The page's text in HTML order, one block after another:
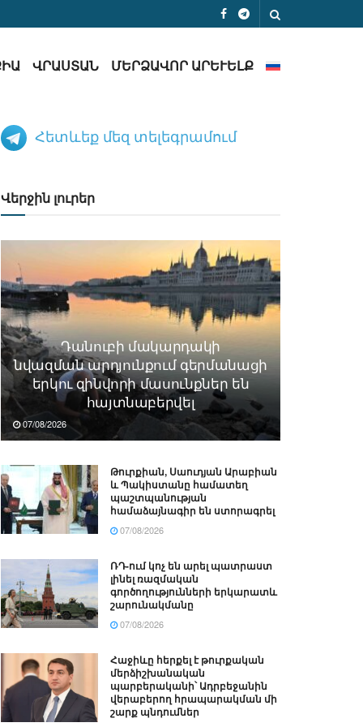
ՎՐԱՍՏԱՆ ՄԵՐՁԱՎՈՐ ԱՐԵՒԵԼՔ
Հետևեք մեզ տելեգրամում
Վերջին լուրեր
Դանուբի մակարդակի
նվազման արդյունքում գերմանացի
երկու զինվորի մասունքներ են
հայտնաբերվել
07/08/2026
Թուրքիան, Սաուդյան Արաբիան
և Պակիստանը համատեղ
պաշտպանության
համաձայնագիր են ստորագրել
07/08/2026
ՌԴ-ում կոչ են արել պատրաստ
լինել ռազմական
գործողությունների երկարատև
շարունակմանը
07/08/2026
Հաջիևը հերքել է թուրքական
մերձիշխանական
պարբերականի՝ Ադրբեջանին
վերաբերող հրապարակման մի
շարք պնդումներ